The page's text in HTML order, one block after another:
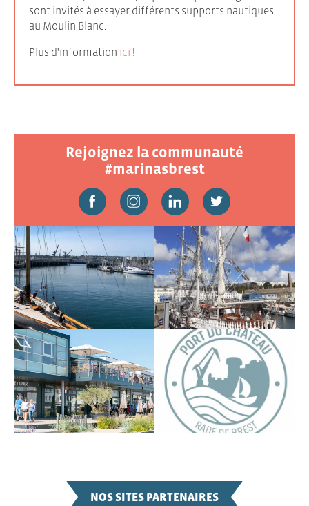
sont invités à essayer différents supports nautiques
au Moulin Blanc.
Plus d'information ici !
Rejoignez la communauté
#marinasbrest
NOS SITES PARTENAIRES